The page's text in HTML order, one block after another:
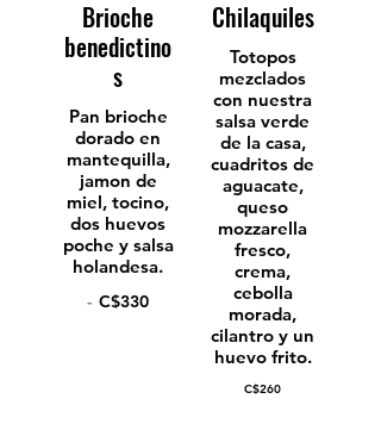
Brioche
benedictino
s
Pan brioche
dorado en
mantequilla,
jamon de
miel, tocino,
dos huevos
poche y salsa
holandesa.
- C$330
Chilaquiles
Totopos
mezclados
con nuestra
salsa verde
de la casa,
cuadritos de
aguacate,
queso
mozzarella
fresco,
crema,
cebolla
morada,
cilantro y un
huevo frito.
C$260